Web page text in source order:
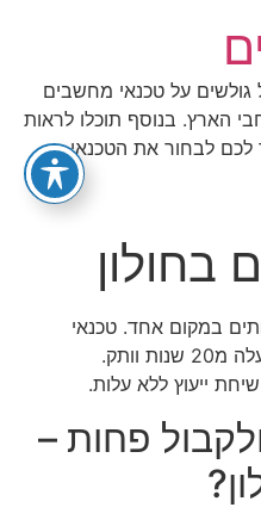
על טכנאי מחשבים
מומלצי 2023 ברחבי הארץ. בנוסף תוכלו לראות
לכם לבחור את הטכנאי
בחולון
במקום אחד. טכנאי
וותק.
ייעוץ ללא עלות.
פחות –